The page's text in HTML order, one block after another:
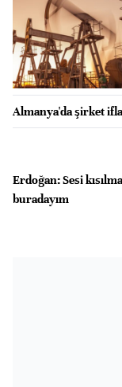
Almanya'da şirket
Erdoğan: Sesi
buradayım